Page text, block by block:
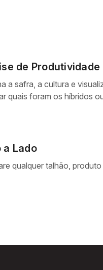
de Produtividade
a safra, a cultura e
quais foram os híbridos
a Lado
qualquer talhão,